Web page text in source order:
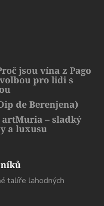
jsou vína z Pago
pro lidi s
de Berenjena)
artMuria – sladký
a luxusu
talíře lahodných